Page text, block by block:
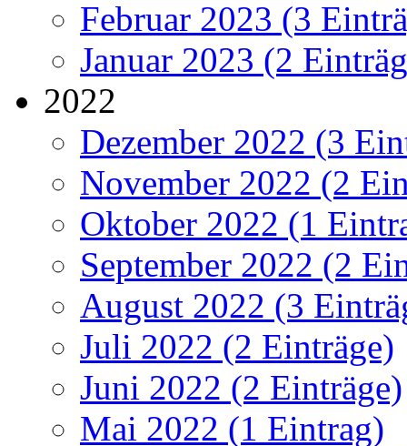
Februar 2023 (3
Januar 2023 (2
2022
Dezember 2022 (3
November 2022 (2
Oktober 2022 (1
September 2022 (2
August 2022 (3
Juli 2022 (2 Einträge)
Juni 2022 (2 Einträge)
Mai 2022 (1 Eintrag)